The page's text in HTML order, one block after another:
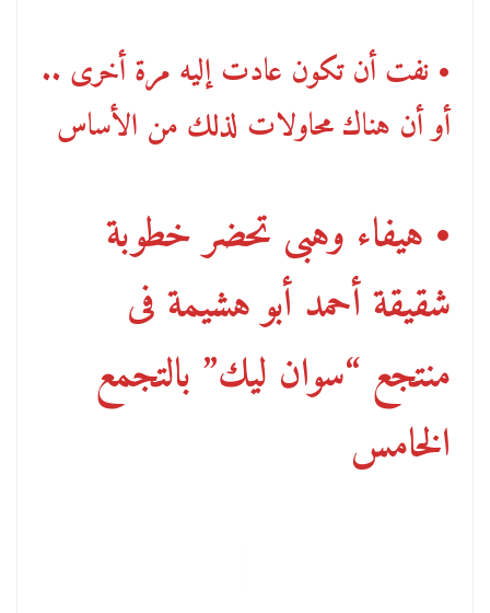
• نفت أن تكون عادت إليه مرة أخرى ..
أو أن هناك محاولات لذلك من الأساس
• هيفاء وهبى تحضر خطوبة
شقيقة أحمد أبو هشيمة فى
منتجع “سوان ليك” بالتجمع
الخامس